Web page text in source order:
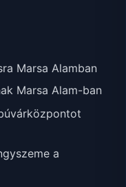
Marsa Alamban
Marsa Alam-ban
a